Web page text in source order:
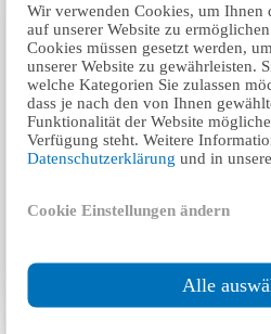
Wir verwenden Cookies, um Ihnen
auf unserer Website zu
Cookies müssen gesetzt werden,
unserer Website zu gewährleisten.
welche Kategorien Sie zulassen
dass je nach den von Ihnen
Funktionalität der Website
Verfügung steht. Weitere
Datenschutzerklärungund in
Cookie Einstellungen ändern
Alle